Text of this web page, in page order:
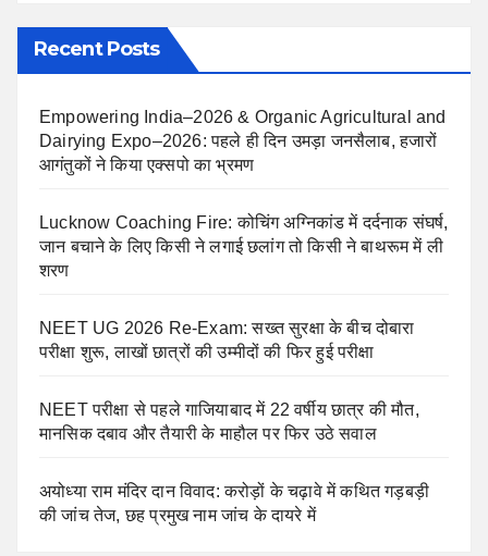
Recent Posts
Empowering India–2026 & Organic Agricultural and
Dairying Expo–2026: पहले ही दिन उमड़ा जनसैलाब, हजारों
आगंतुकों ने किया एक्सपो का भ्रमण
Lucknow Coaching Fire: कोचिंग अग्निकांड में दर्दनाक संघर्ष,
जान बचाने के लिए किसी ने लगाई छलांग तो किसी ने बाथरूम में ली
शरण
NEET UG 2026 Re-Exam: सख्त सुरक्षा के बीच दोबारा
परीक्षा शुरू, लाखों छात्रों की उम्मीदों की फिर हुई परीक्षा
NEET परीक्षा से पहले गाजियाबाद में 22 वर्षीय छात्र की मौत,
मानसिक दबाव और तैयारी के माहौल पर फिर उठे सवाल
अयोध्या राम मंदिर दान विवाद: करोड़ों के चढ़ावे में कथित गड़बड़ी
की जांच तेज, छह प्रमुख नाम जांच के दायरे में